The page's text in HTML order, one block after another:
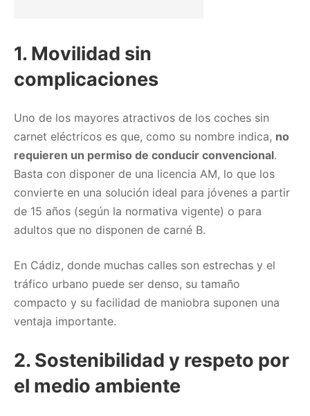
1. Movilidad sin
complicaciones
Uno de los mayores atractivos de los coches sin
carnet eléctricos es que, como su nombre indica, no
requieren un permiso de conducir convencional.
Basta con disponer de una licencia AM, lo que los
convierte en una solución ideal para jóvenes a partir
de 15 años (según la normativa vigente) o para
adultos que no disponen de carné B.
En Cádiz, donde muchas calles son estrechas y el
tráfico urbano puede ser denso, su tamaño
compacto y su facilidad de maniobra suponen una
ventaja importante.
2. Sostenibilidad y respeto por
el medio ambiente